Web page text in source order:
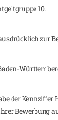
10.
zur
Württemberg
der Kennziffer
Bewerbung